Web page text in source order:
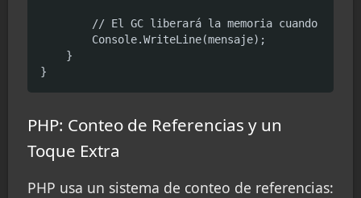
// El GC liberará la memoria cuando nadie
        Console.WriteLine(mensaje);
    }
}
PHP: Conteo de Referencias y un
Toque Extra
PHP usa un sistema de conteo de referencias: